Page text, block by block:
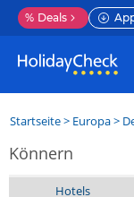
% Deals
Startseite> Europa>
Könnern
Hotels